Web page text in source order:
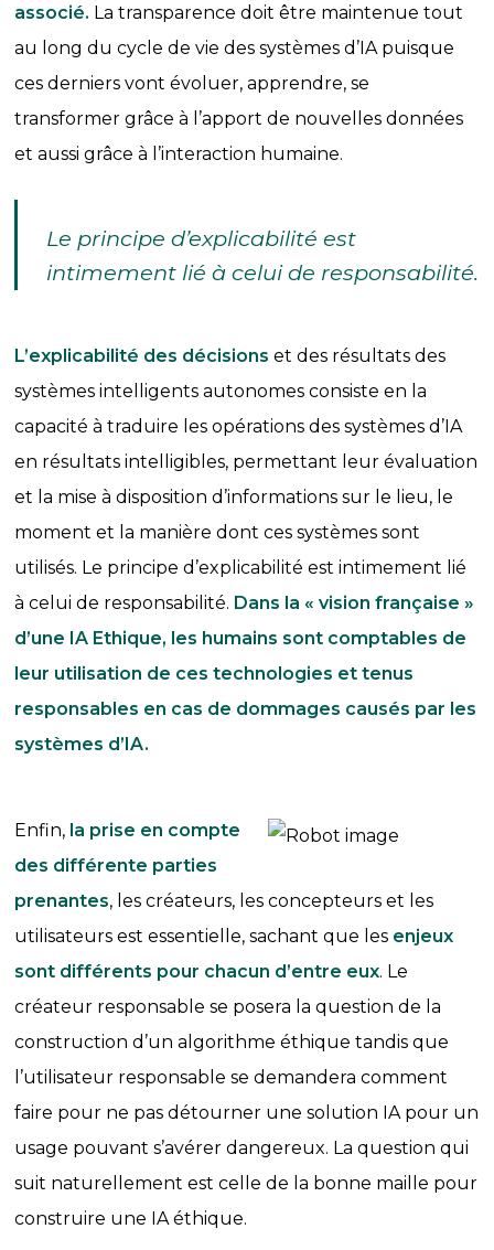
associé. La transparence doit être maintenue tout
au long du cycle de vie des systèmes d’IA puisque
ces derniers vont évoluer, apprendre, se
transformer grâce à l’apport de nouvelles données
et aussi grâce à l’interaction humaine.
Le principe d’explicabilité est
intimement lié à celui de responsabilité.
L’explicabilité des décisions et des résultats des
systèmes intelligents autonomes consiste en la
capacité à traduire les opérations des systèmes d’IA
en résultats intelligibles, permettant leur évaluation
et la mise à disposition d’informations sur le lieu, le
moment et la manière dont ces systèmes sont
utilisés. Le principe d’explicabilité est intimement lié
à celui de responsabilité. Dans la « vision française »
d’une IA Ethique, les humains sont comptables de
leur utilisation de ces technologies et tenus
responsables en cas de dommages causés par les
systèmes d’IA.
Enfin, la prise en compte
des différente parties
prenantes, les créateurs, les concepteurs et les
utilisateurs est essentielle, sachant que les enjeux
sont différents pour chacun d’entre eux. Le
créateur responsable se posera la question de la
construction d’un algorithme éthique tandis que
l’utilisateur responsable se demandera comment
faire pour ne pas détourner une solution IA pour un
usage pouvant s’avérer dangereux. La question qui
suit naturellement est celle de la bonne maille pour
construire une IA éthique.